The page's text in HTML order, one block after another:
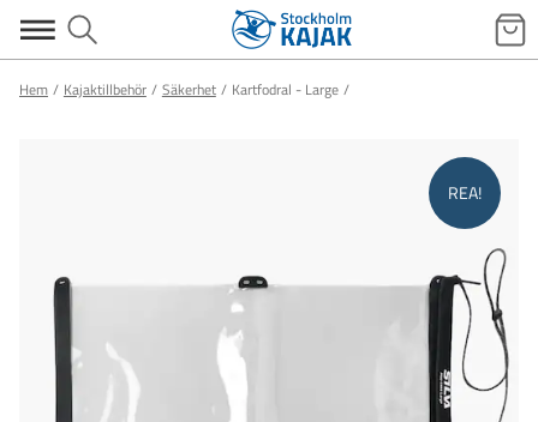
Hem Kajaktillbehör Säkerhet Kartfodral - Large
REA!